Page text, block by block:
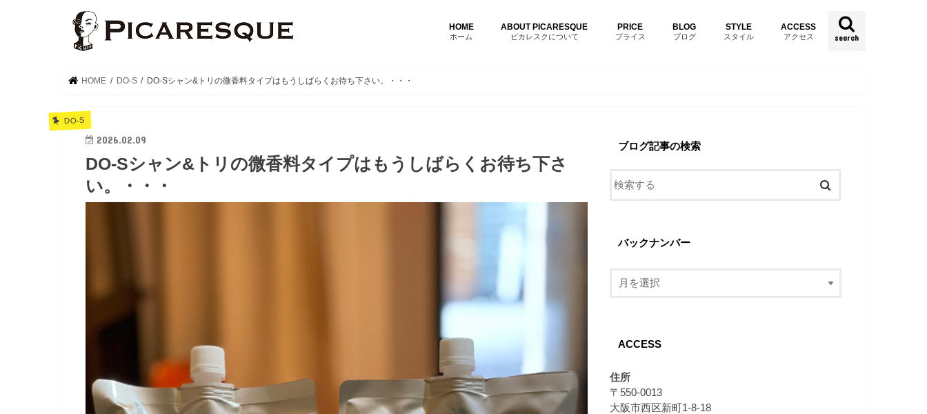
search
HOME
ホーム
ABOUT PICARESQUE
ピカレスクについて
PRICE
プライス
BLOG
ブログ
STYLE
スタイル
ACCESS
アクセス
HOME DO-S DO-Sシャン&トリの微香料タイプはもうしばらくお待ち下さい。・・・
DO-S
2026.02.09
DO-Sシャン&トリの微香料タイプはもうしばらくお待ち下さ
い。・・・
ブログ記事の検索
バックナンバー
ACCESS
住所
〒550-0013
大阪市西区新町1-8-18